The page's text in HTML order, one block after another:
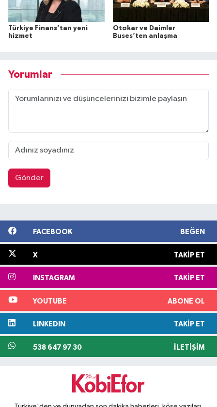
Türkiye Finans’tan yeni
hizmet
Otokar ve Daimler
Buses’ten anlaşma
Yorumlar
Gönder
FACEBOOK BEĞEN
X TAKIP ET
INSTAGRAM TAKIP ET
YOUTUBE ABONE OL
LINKEDIN TAKIP ET
538 647 97 30 İLETIŞIM